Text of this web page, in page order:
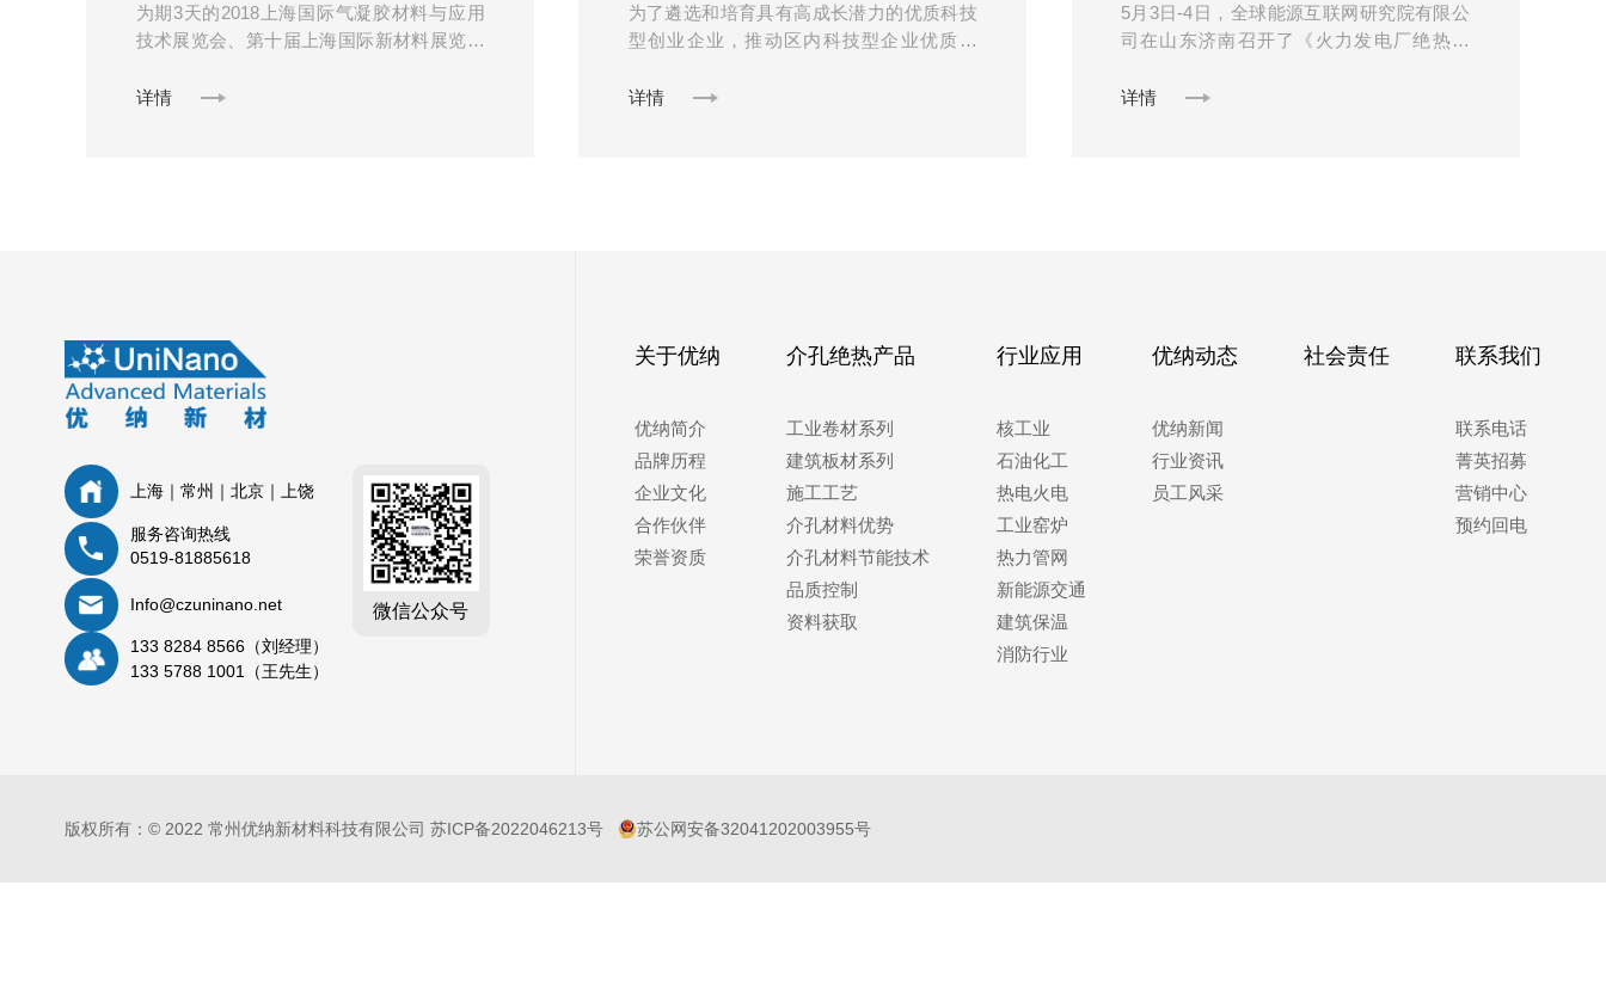
为期3天的2018上海国际气凝胶材料与应用
技术展览会、第十届上海国际新材料展览会
落幕！优纳新材料科技有限公司......
详情
为了遴选和培育具有高成长潜力的优质科技
型创业企业，推动区内科技型企业优质发
第二届“闵行区科技新锐企业”申报评选活
详情
5月3日-4日，全球能源互联网研究院有限公
司在山东济南召开了《火力发电厂绝热材
优纳新材料作为参编单位受邀参加了讨......
详情
上海｜常州｜北京｜上饶
服务咨询热线
0519-81885618
Info@czuninano.net
133 8284 8566（刘经理）
133 5788 1001（王先生）
微信公众号
关于优纳
优纳简介
品牌历程
企业文化
合作伙伴
荣誉资质
介孔绝热产品
工业卷材系列
建筑板材系列
施工工艺
介孔材料优势
介孔材料节能技术
品质控制
资料获取
行业应用
核工业
石油化工
热电火电
工业窑炉
热力管网
新能源交通
建筑保温
消防行业
优纳动态
优纳新闻
行业资讯
员工风采
社会责任 联系我们
联系电话
菁英招募
营销中心
预约回电
版权所有：© 2022 常州优纳新材料科技有限公司 苏ICP备2022046213号 苏公网安备32041202003955号